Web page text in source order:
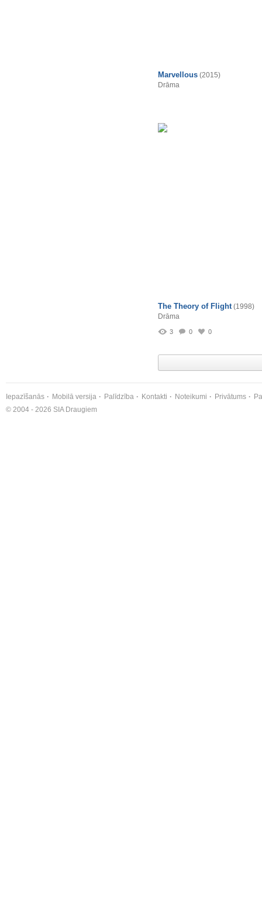
Marvellous (2015)
Drāma
The Theory of Flight (1998)
Drāma
3 0 0
Iepazīšanās Mobilā versija Palīdzība Kontakti Noteikumi Privātums
© 2004 - 2026 SIA Draugiem